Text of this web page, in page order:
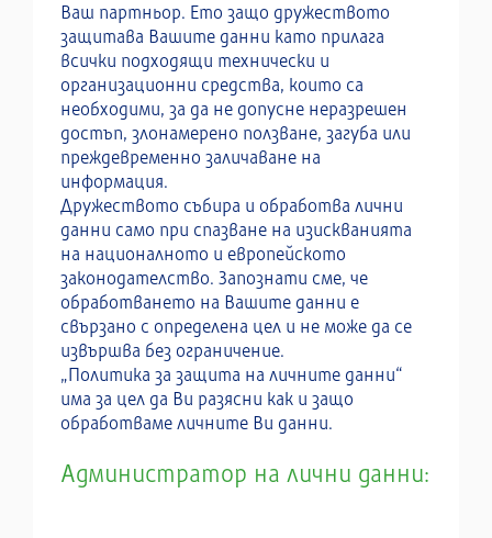
Ваш партньор. Ето защо дружеството
защитава Вашите данни като прилага
всички подходящи технически и
организационни средства, които са
необходими, за да не допусне неразрешен
достъп, злонамерено ползване, загуба или
преждевременно заличаване на
информация.
Дружеството събира и обработва лични
данни само при спазване на изискванията
на националното и европейското
законодателство. Запознати сме, че
обработването на Вашите данни е
свързано с определена цел и не може да се
извършва без ограничение.
„Политика за защита на личните данни“
има за цел да Ви разясни как и защо
обработваме личните Ви данни.
Администратор на лични данни: